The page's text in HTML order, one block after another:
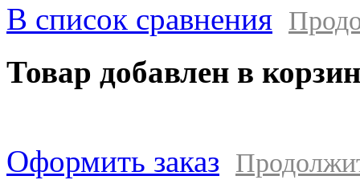
В список сравнения
Товар добавлен в
Оформить заказ